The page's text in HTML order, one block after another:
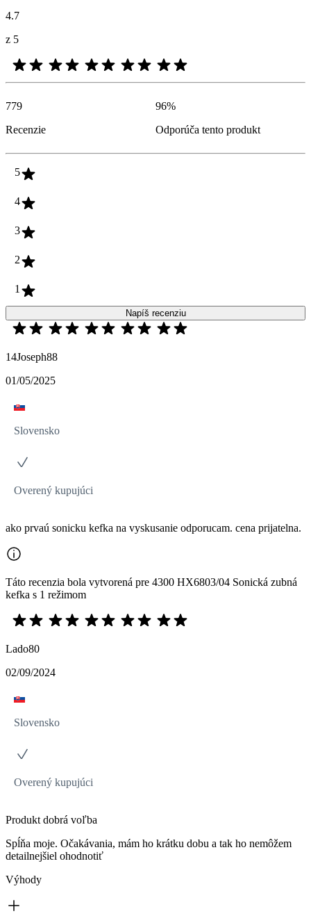
4.7
z 5
779
Recenzie
96%
Odporúča tento produkt
5
4
3
2
1
Napíš recenziu
14Joseph88
01/05/2025
Slovensko
Overený kupujúci
ako prvaú sonicku kefka na vyskusanie odporucam. cena prijatelna.
Táto recenzia bola vytvorená pre 4300 HX6803/04 Sonická zubná
kefka s 1 režimom
Lado80
02/09/2024
Slovensko
Overený kupujúci
Produkt dobrá voľba
Spĺňa moje. Očakávania, mám ho krátku dobu a tak ho nemôžem
detailnejšiel ohodnotiť
Výhody